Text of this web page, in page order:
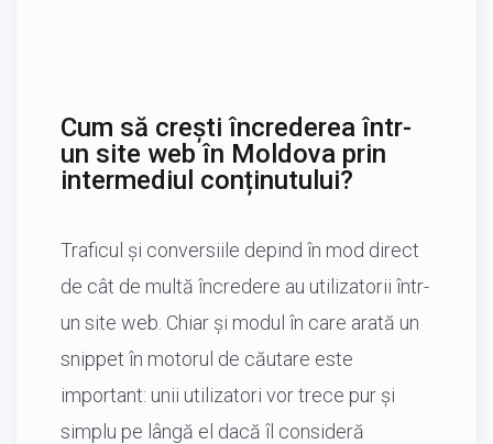
Cum să crești încrederea într-
un site web în Moldova prin
intermediul conținutului?
Traficul și conversiile depind în mod direct
de cât de multă încredere au utilizatorii într-
un site web. Chiar și modul în care arată un
snippet în motorul de căutare este
important: unii utilizatori vor trece pur și
simplu pe lângă el dacă îl consideră